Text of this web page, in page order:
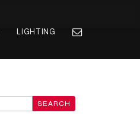
LIGHTING